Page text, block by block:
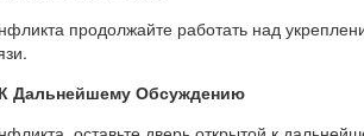
продолжайте работать над
Дальнейшему Обсуждению